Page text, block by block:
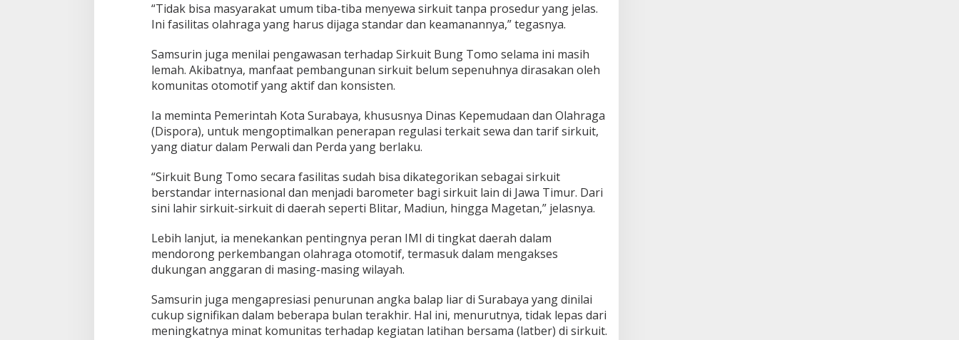
s
t
r
i
s
a
i
P
e
n
g
u
n
a
“Tidak bisa masyarakat umum tiba-tiba menyewa sirkuit tanpa prosedur yang jelas.
Ini fasilitas olahraga yang harus dijaga standar dan keamanannya,” tegasnya.
Samsurin juga menilai pengawasan terhadap Sirkuit Bung Tomo selama ini masih
lemah. Akibatnya, manfaat pembangunan sirkuit belum sepenuhnya dirasakan oleh
komunitas otomotif yang aktif dan konsisten.
Ia meminta Pemerintah Kota Surabaya, khususnya Dinas Kepemudaan dan Olahraga
(Dispora), untuk mengoptimalkan penerapan regulasi terkait sewa dan tarif sirkuit,
yang diatur dalam Perwali dan Perda yang berlaku.
“Sirkuit Bung Tomo secara fasilitas sudah bisa dikategorikan sebagai sirkuit
berstandar internasional dan menjadi barometer bagi sirkuit lain di Jawa Timur. Dari
sini lahir sirkuit-sirkuit di daerah seperti Blitar, Madiun, hingga Magetan,” jelasnya.
Lebih lanjut, ia menekankan pentingnya peran IMI di tingkat daerah dalam
mendorong perkembangan olahraga otomotif, termasuk dalam mengakses
dukungan anggaran di masing-masing wilayah.
Samsurin juga mengapresiasi penurunan angka balap liar di Surabaya yang dinilai
cukup signifikan dalam beberapa bulan terakhir. Hal ini, menurutnya, tidak lepas dari
meningkatnya minat komunitas terhadap kegiatan latihan bersama (latber) di sirkuit.